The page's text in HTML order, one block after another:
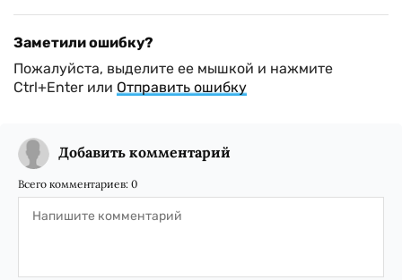
Заметили ошибку?
Пожалуйста, выделите ее мышкой и нажмите
Ctrl+Enter или Отправить ошибку
Добавить комментарий
Всего комментариев: 0